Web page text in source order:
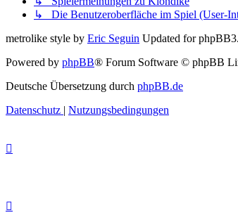
↳ Die Benutzeroberfläche im Spiel (User-
metrolike style by Eric Seguin Updated for
Powered by phpBB® Forum Software © phpBB
Deutsche Übersetzung durch phpBB.de
Datenschutz | Nutzungsbedingungen